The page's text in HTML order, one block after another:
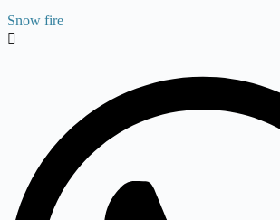
Snow fire